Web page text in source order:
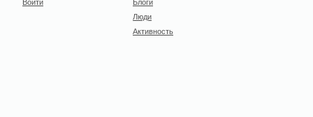
Люди
Активность